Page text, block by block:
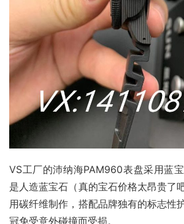
VS工厂的沛纳海PAM960表盘采用蓝
是人造蓝宝石（真的宝石价格太昂贵了
用碳纤维制作，搭配品牌独有的标志性
冠免受意外碰撞而受损。